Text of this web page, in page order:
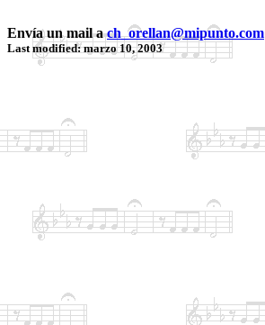
Envía un mail ach_orellan@mipunto.com
Last modified: marzo 10, 2003